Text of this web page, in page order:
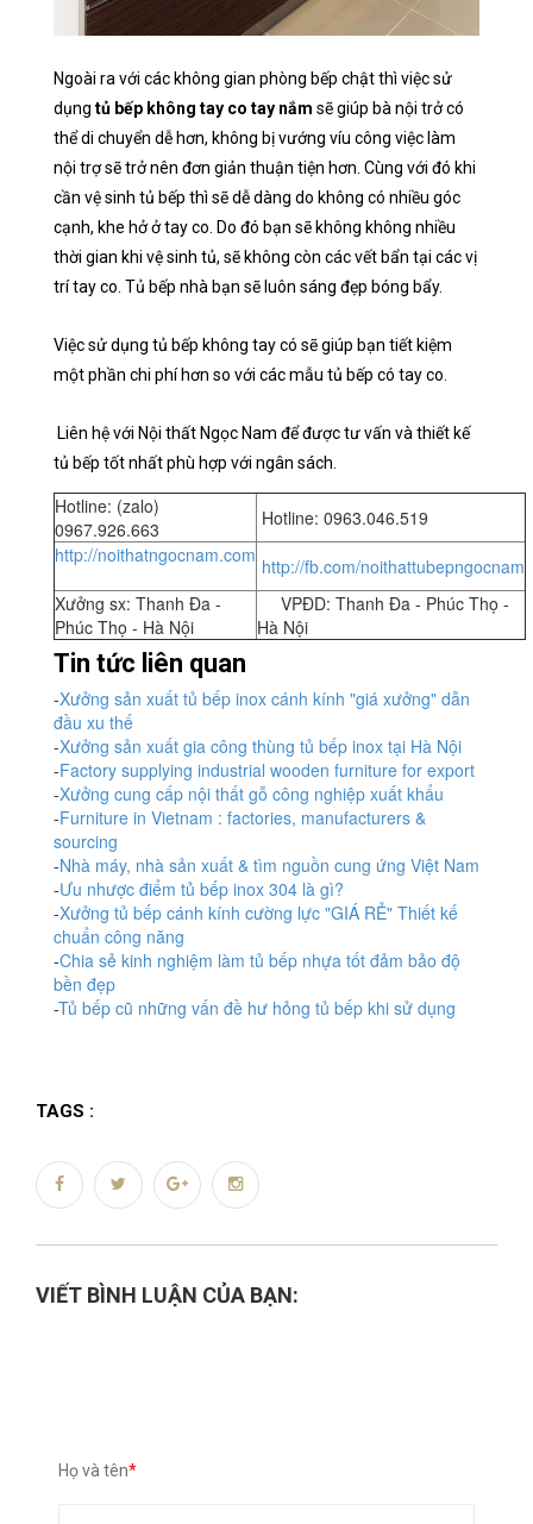
Ngoài ra với các không gian phòng bếp chật thì việc sử
dụng tủ bếp không tay co tay nắm sẽ giúp bà nội trở có
thể di chuyển dễ hơn, không bị vướng víu công việc làm
nội trợ sẽ trở nên đơn giản thuận tiện hơn. Cùng với đó khi
cần vệ sinh tủ bếp thì sẽ dễ dàng do không có nhiều góc
cạnh, khe hở ở tay co. Do đó bạn sẽ không không nhiều
thời gian khi vệ sinh tủ, sẽ không còn các vết bẩn tại các vị
trí tay co. Tủ bếp nhà bạn sẽ luôn sáng đẹp bóng bẩy.
Việc sử dụng tủ bếp không tay có sẽ giúp bạn tiết kiệm
một phần chi phí hơn so với các mẫu tủ bếp có tay co.
Liên hệ với Nội thất Ngọc Nam để được tư vấn và thiết kế
tủ bếp tốt nhất phù hợp với ngân sách.
Hotline: (zalo)
0967.926.663
Hotline: 0963.046.519
http://noithatngocnam.com http://fb.com/noithattubepngocnam
Xưởng sx: Thanh Đa -
Phúc Thọ - Hà Nội
VPĐD: Thanh Đa - Phúc Thọ -
Hà Nội
Tin tức liên quan
-Xưởng sản xuất tủ bếp inox cánh kính "giá xưởng" dẫn
đầu xu thế
-Xưởng sản xuất gia công thùng tủ bếp inox tại Hà Nội
-Factory supplying industrial wooden furniture for export
-Xưởng cung cấp nội thất gỗ công nghiệp xuất khẩu
-Furniture in Vietnam : factories, manufacturers &
sourcing
-Nhà máy, nhà sản xuất & tìm nguồn cung ứng Việt Nam
-Ưu nhược điểm tủ bếp inox 304 là gì?
-Xưởng tủ bếp cánh kính cường lực "GIÁ RẺ" Thiết kế
chuẩn công năng
-Chia sẻ kinh nghiệm làm tủ bếp nhựa tốt đảm bảo độ
bền đẹp
-Tủ bếp cũ những vấn đề hư hỏng tủ bếp khi sử dụng
TAGS :
VIẾT BÌNH LUẬN CỦA BẠN:
Họ và tên*